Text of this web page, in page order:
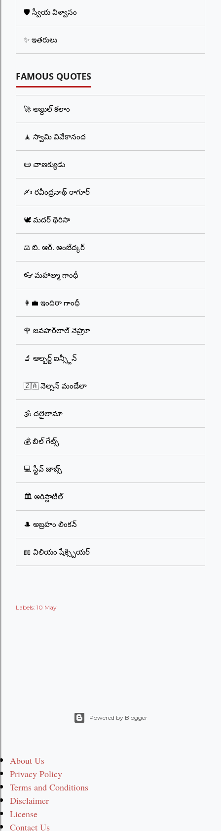
🛡️ స్వీయ విశ్వాసం
✨ ఇతరులు
FAMOUS QUOTES
🚀 అబ్దుల్ కలాం
🧘 స్వామి వివేకానంద
📜 చాణక్యుడు
✍️ రవీంద్రనాథ్ ఠాగూర్
🕊️ మదర్ థెరిసా
⚖️ బి. ఆర్. అంబేద్కర్
👓 మహాత్మా గాంధీ
👩‍💼 ఇందిరా గాంధీ
🌹 జవహర్‌లాల్ నెహ్రూ
🔬 ఆల్బర్ట్ ఐన్స్టీన్
🇿🇦 నెల్సన్ మండేలా
🕉️ దలైలామా
💰 బిల్ గేట్స్
💻 స్టీవ్ జాబ్స్
🏛️ అరిస్టాటిల్
🎩 అబ్రహం లింకన్
📖 విలియం షేక్స్పియర్
Labels: 10 May
Powered by Blogger
About Us
Privacy Policy
Terms and Conditions
Disclaimer
License
Contact Us